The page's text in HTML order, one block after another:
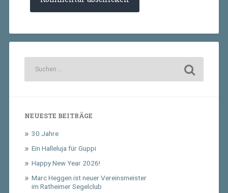
NEUESTE BEITRÄGE
30 Jahre
Ein Halleluja für Guppi
Happy New Year 2026!
Marc Heggen ist neuer Vereinsmeister
im Ratheimer Segelclub